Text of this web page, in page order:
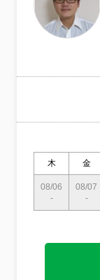
木 金
08/06
-
08/07
-